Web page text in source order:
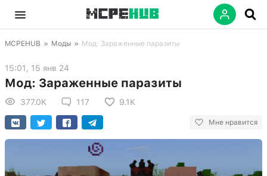
MCPEHUB » Моды » Мод: Зараженные паразиты
15:01, 15 янв 24
Мод: Зараженные паразиты
377.0K 117 9.1K
Мне нравится